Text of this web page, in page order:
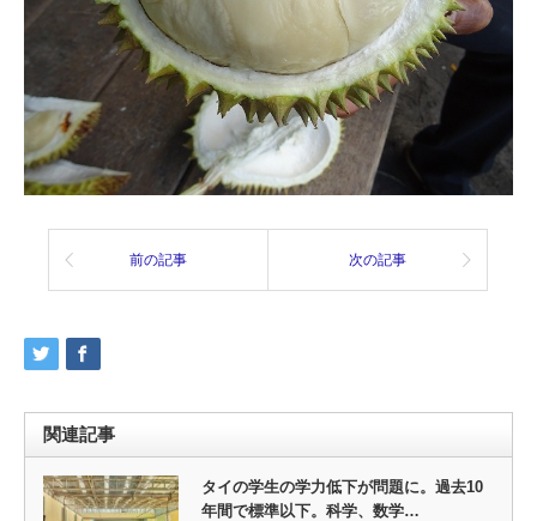
前の記事 次の記事
関連記事
タイの学生の学力低下が問題に。過去10
年間で標準以下。科学、数学…